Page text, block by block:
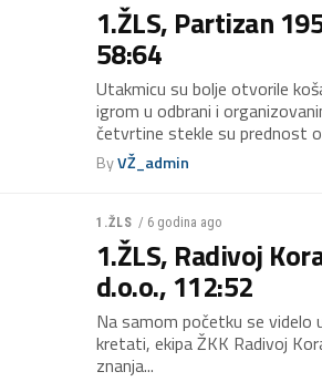
1.ŽLS, Partizan
58:64
Utakmicu su bolje otvorile
igrom u odbrani i
četvrtine stekle su prednost
ByVŽ_admin
1.ŽLS / 6 godina ago
1.ŽLS, Radivoj
d.o.o., 112:52
Na samom početku se videlo
kretati, ekipa ŽKK Radivoj
znanja...